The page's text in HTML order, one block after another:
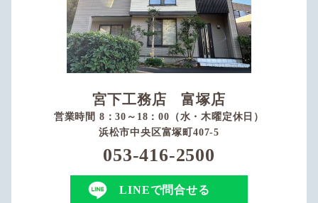
宮下工務店 富塚店
営業時間 8：30～18：00（水・木曜定休日）
浜松市中央区富塚町407-5
053-416-2500
LINEで問合せる